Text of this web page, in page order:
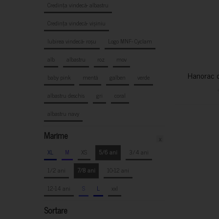
Credința vindecă- albastru
Credința vindecă- vișiniu
Iubirea vindecă- roșu
Logo MNF- Cyclam
alb
albastru roz
mov
baby pink
mentă galben
verde
albastru deschis
gri
coral
albastru navy
Marime
XL M XS 5/6 ani
3/4 ani
1/2 ani
7/8 ani
10-12 ani
12-14 ani
S L xxl
Sortare
Hanorac